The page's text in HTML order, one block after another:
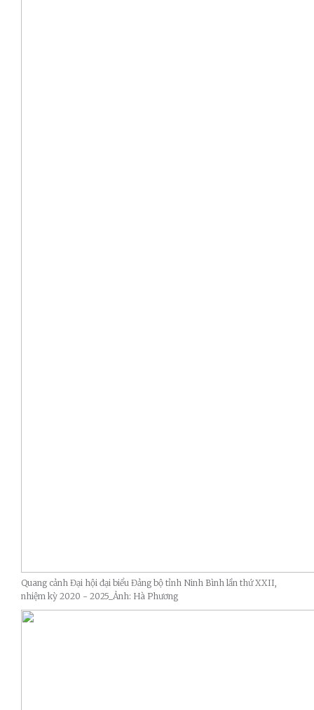
Quang cảnh Đại hội đại biểu Đảng bộ tỉnh Ninh Bình lần thứ XXII,
nhiệm kỳ 2020 - 2025_Ảnh: Hà Phương